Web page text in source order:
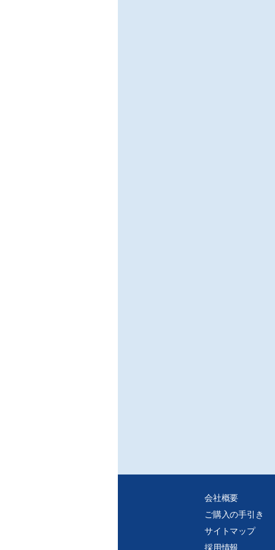
会社概要
ご購入の手引き
サイトマップ
採用情報